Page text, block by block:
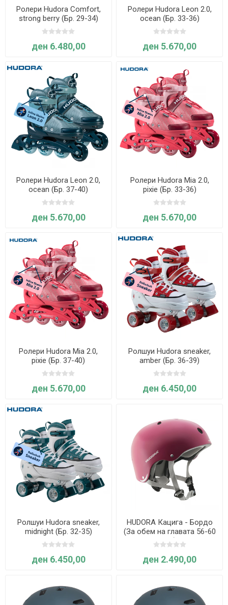
Ролери Hudora Comfort,
strong berry (Бр. 29-34)
ден 6.480,00
Ролери Hudora Leon 2.0,
ocean (Бр. 33-36)
ден 5.670,00
Ролери Hudora Leon 2.0,
ocean (Бр. 37-40)
ден 5.670,00
Ролери Hudora Mia 2.0,
pixie (Бр. 33-36)
ден 5.670,00
Ролери Hudora Mia 2.0,
pixie (Бр. 37-40)
ден 5.670,00
Ролшуи Hudora sneaker,
amber (Бр. 36-39)
ден 6.450,00
Ролшуи Hudora sneaker,
midnight (Бр. 32-35)
ден 6.450,00
HUDORA Кацига - Бордо
(За обем на главата 56-60
cm)
ден 2.490,00